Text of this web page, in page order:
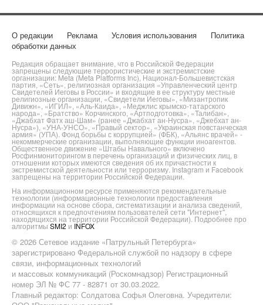
О редакции Реклама Условия использования
Политика
обработки данных
Редакция обращает внимание, что в Российской Федерации
запрещены следующие террористические и экстремистские
организации: Meta (Meta Platforms Inc), Национал-Большевистская
партия, «Сеть», религиозная организация «Управленческий центр
Свидетелей Иеговы в России» и входящие в ее структуру местные
религиозные организации, «Свидетели Иеговы», «Мизантропик
Дивижн», «ИГИЛ», «Аль-Каида», «Меджлис крымско-татарского
народа», «Братство» Корчинского, «Артподготовка», «Талибан»,
«Джабхат Фатх аш-Шам» (ранее «Джабхат ан-Нусра», «Джебхат ан-
Нусра»), «УНА-УНСО», «Правый сектор», «Украинская повстанческая
армия» (УПА). Фонд борьбы с коррупцией» (ФБК), «Альянс врачей» -
некоммерческие организации, выполняющие функции иноагентов.
Общественное движение «Штабы Навального» включено
Росфинмониторингом в перечень организаций и физических лиц, в
отношении которых имеются сведения об их причастности к
экстремистской деятельности или терроризму. Instagram и Facebook
запрещены на территории Российской Федерации.
На информационном ресурсе применяются рекомендательные
технологии (информационные технологии предоставления
информации на основе сбора, систематизации и анализа сведений,
относящихся к предпочтениям пользователей сети "Интернет",
находящихся на территории Российской Федерации). Подробнее про
алгоритмы SMI2 и INFOX
© 2026 Сетевое издание «Патрульный Петербурга»
зарегистрировано Федеральной службой по надзору в сфере
связи, информационных технологий
и массовых коммуникаций (Роскомнадзор) Регистрационный
номер ЭЛ № ФС 77 - 82871 от 30.03.2022.
Главный редактор: Солдатова Софья Олеговна. Учредители: